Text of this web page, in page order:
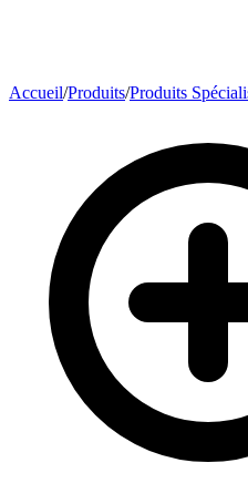
Accueil/Produits/Produits